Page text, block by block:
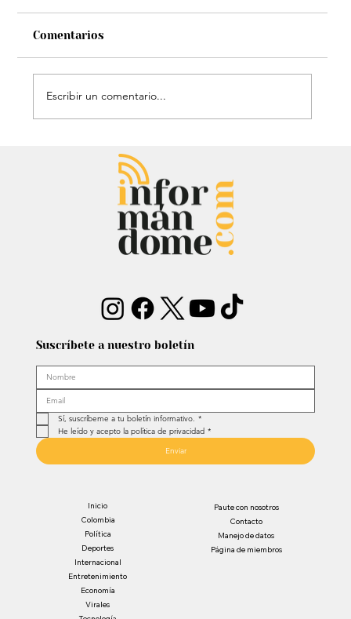
Mauricio Lizcano apuesta por la
ciencia: Anuncia a investigador del
Atlántico como fórmula
vicepresidencial
Comentarios
Escribir un comentario...
Suscríbete a nuestro boletín
Sí, suscríbeme a tu boletín informativo. *
He leído y acepto la política de privacidad *
Enviar
Inicio
Colombia
Política
Deportes
Internacional
Entretenimiento
Economía
Virales
Paute con nosotros
Contacto
Manejo de datos
Página de miembros